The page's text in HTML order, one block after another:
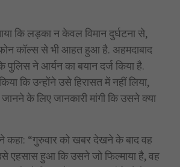
कि लड़का न केवल विमान दुर्घटना से,
कॉल्स से भी आहत हुआ है. अहमदाबाद
पुलिस ने आर्यन का बयान दर्ज किया है.
कि उन्होंने उसे हिरासत में नहीं लिया,
के लिए जानकारी मांगी कि उसने क्या
कहा: “गुरुवार को खबर देखने के बाद वह
एहसास हुआ कि उसने जो फिल्माया है, वह